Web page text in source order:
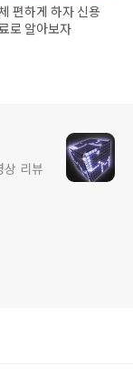
편하게 하자 신용
로 알아보자
상 리뷰